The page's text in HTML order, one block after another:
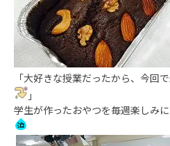
「大好きな授業だったから、今回
」
学生が作ったおやつを毎週楽しみ